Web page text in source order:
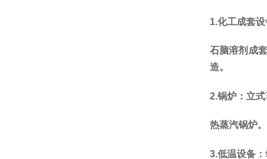
1.化工成套
石脑溶剂成
造。
2.锅炉：立
热蒸汽锅炉。
3.低温设备